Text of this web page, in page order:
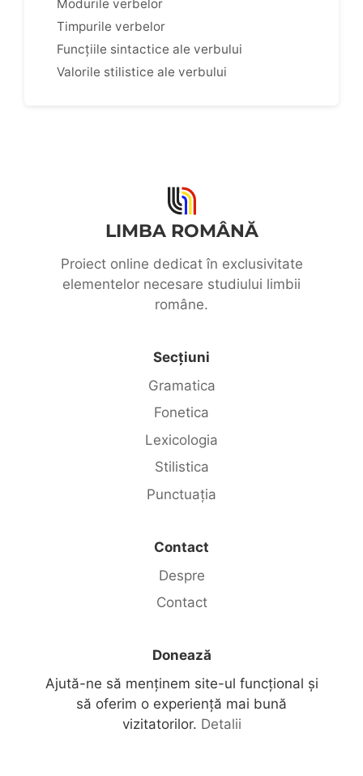
Modurile verbelor
Timpurile verbelor
Funcțiile sintactice ale verbului
Valorile stilistice ale verbului
LIMBA ROMÂNĂ
Proiect online dedicat în exclusivitate
elementelor necesare studiului limbii
române.
Secțiuni
Gramatica
Fonetica
Lexicologia
Stilistica
Punctuația
Contact
Despre
Contact
Donează
Ajută-ne să menținem site-ul funcțional și
să oferim o experiență mai bună
vizitatorilor. Detalii